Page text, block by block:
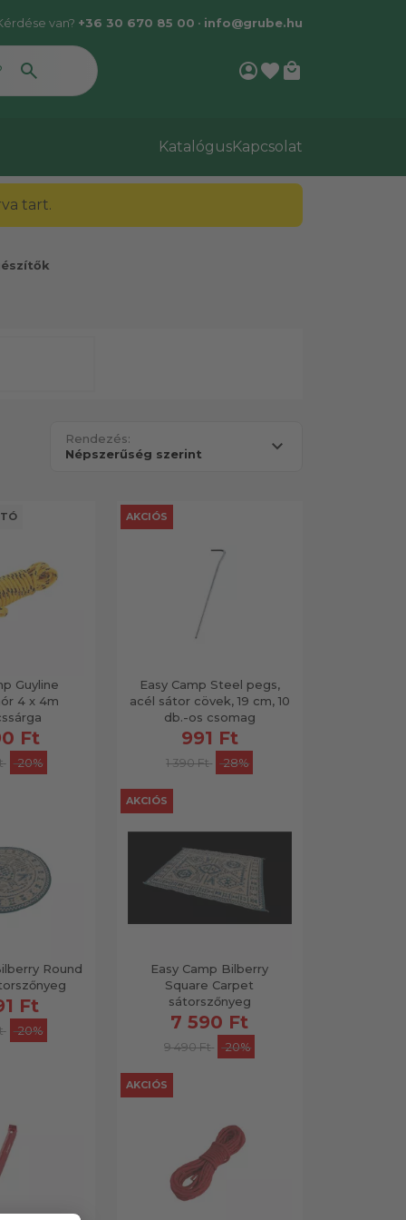
van? +36 30 670 85 00 • info@grube.hu
account_circlefavorite local_mall
KatalógusKapcsolat
tart.
Rendezés:
Guyline
4 x 4m
Ft
-20%
Easy Camp Steel pegs,
acél sátor cövek, 19 cm, 10
db.-os csomag
AKCIÓS
991 Ft
1 390 Ft -28%
Round
Ft
-20%
Easy Camp Bilberry
Square Carpet
sátorszőnyeg
AKCIÓS
7 590 Ft
9 490 Ft -20%
AKCIÓS